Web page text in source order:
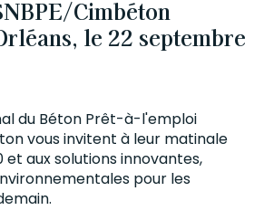
Cimbéton
le 22 septembre
du Béton Prêt-à-l'emploi
vous invitent à leur matinale
et aux solutions innovantes,
pour les